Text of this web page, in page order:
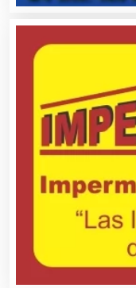
Bebidas
Belleza
Bordados